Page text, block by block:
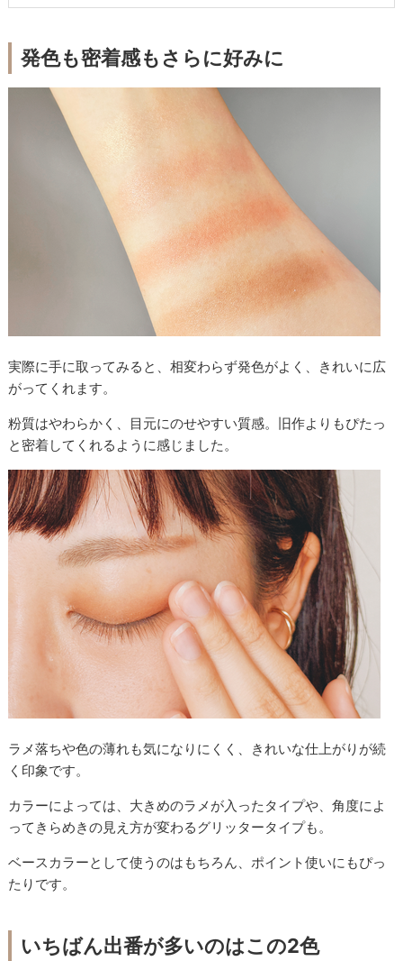
発色も密着感もさらに好みに
実際に手に取ってみると、相変わらず発色がよく、きれいに広
がってくれます。
粉質はやわらかく、目元にのせやすい質感。旧作よりもぴたっ
と密着してくれるように感じました。
ラメ落ちや色の薄れも気になりにくく、きれいな仕上がりが続
く印象です。
カラーによっては、大きめのラメが入ったタイプや、角度によ
ってきらめきの見え方が変わるグリッタータイプも。
ベースカラーとして使うのはもちろん、ポイント使いにもぴっ
たりです。
いちばん出番が多いのはこの2色